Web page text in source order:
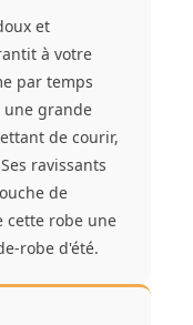
et
à votre
par temps
une grande
de courir,
ravissants
de
cette robe une
robe d'été.